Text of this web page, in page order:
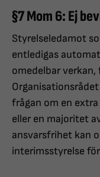
§7 Mom 6: Ej
Styrelseledamot
entledigas
omedelbar
frågan om en extra
eller en majoritet
ansvarsfrihet kan
interimsstyrelse